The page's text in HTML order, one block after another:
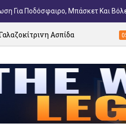
Για Ποδόσφαιρο, Μπάσκετ Και
05/08/2026